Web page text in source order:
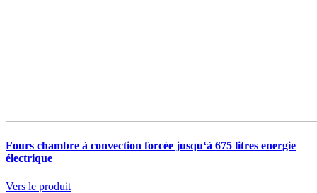
Fours chambre à convection forcée jusqu‘à 675 litres energie
électrique
Vers le produit